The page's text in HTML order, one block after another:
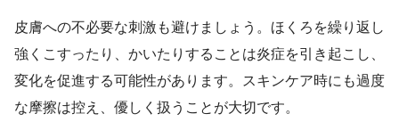
皮膚への不必要な刺激も避けましょう。ほくろを繰り返し
強くこすったり、かいたりすることは炎症を引き起こし、
変化を促進する可能性があります。スキンケア時にも過度
な摩擦は控え、優しく扱うことが大切です。